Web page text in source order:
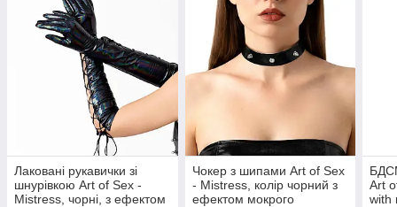
Лаковані рукавички зі
шнурівкою Art of Sex -
Mistress, чорні, з ефектом
Чокер з шипами Art of Sex
- Mistress, колір чорний з
ефектом мокрого
Art
with